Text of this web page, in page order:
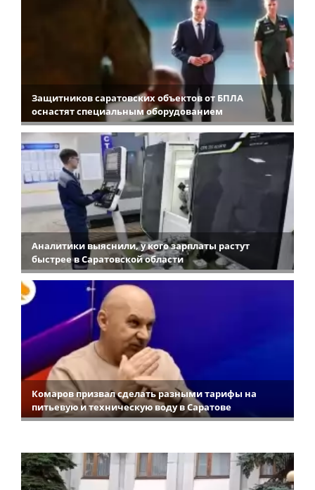
Защитников саратовских объектов от БПЛА
оснастят специальным оборудованием
Аналитики выяснили, у кого зарплаты растут
быстрее в Саратовской области
Комаров призвал сделать разными тарифы на
питьевую и техническую воду в Саратове